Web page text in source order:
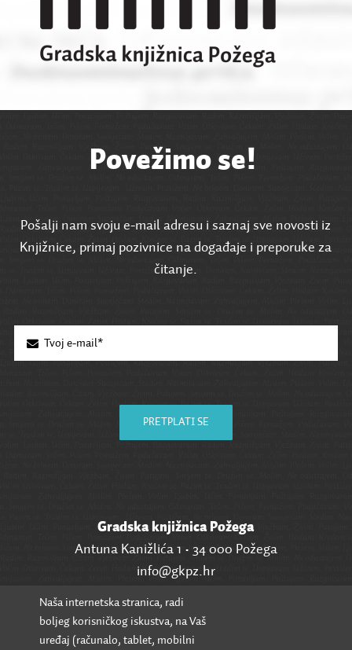
Povežimo se!
Pošalji nam svoju e-mail adresu i saznaj sve novosti iz
Knjižnice, primaj pozivnice na događaje i preporuke za
čitanje.
PRETPLATI SE
Gradska knjižnica Požega
Antuna Kanižlića 1 • 34 000 Požega
info@gkpz.hr
SVI KONTAKTI
Naša internetska stranica, radi
boljeg korisničkog iskustva, na Vaš
uređaj (računalo, tablet, mobilni